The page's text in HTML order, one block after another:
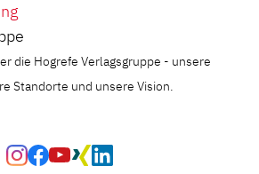
die Hogrefe Verlagsgruppe - unsere
Standorte und unsere Vision.